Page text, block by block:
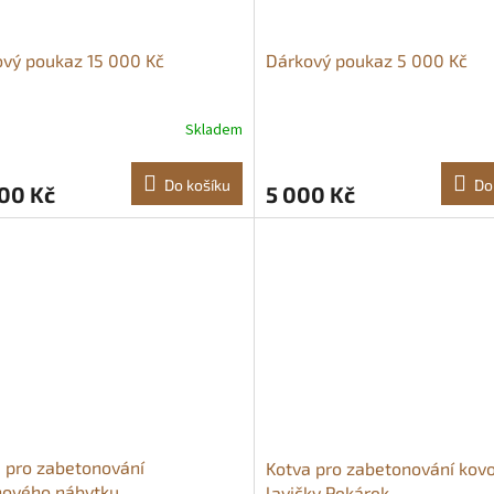
poukaz 15 000 Kč
Skladem
Kč Do košíku
Dárkový poukaz 5 000 Kč
5 000 Kč
pro zabetonování
Kotva pro zabetonování